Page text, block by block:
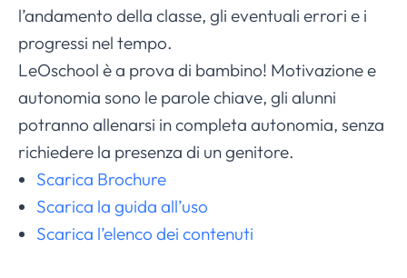
l’andamento della classe, gli eventuali errori e i
progressi nel tempo.
LeOschool è a prova di bambino! Motivazione e
autonomia sono le parole chiave, gli alunni
potranno allenarsi in completa autonomia, senza
richiedere la presenza di un genitore.
Scarica Brochure
Scarica la guida all’uso
Scarica l’elenco dei contenuti